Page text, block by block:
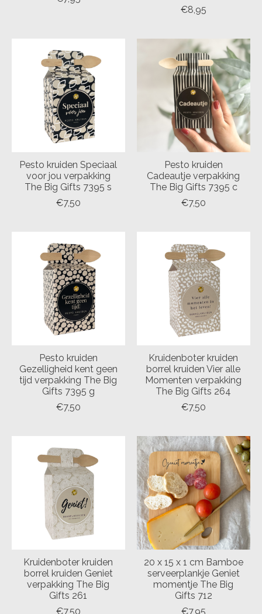
€8,95
Pesto kruiden Speciaal
voor jou verpakking
The Big Gifts 7395 s
€7,50
Pesto kruiden
Cadeautje verpakking
The Big Gifts 7395 c
€7,50
Pesto kruiden
Gezelligheid kent geen
tijd verpakking The Big
Gifts 7395 g
€7,50
Kruidenboter kruiden
borrel kruiden Vier alle
Momenten verpakking
The Big Gifts 264
€7,50
Kruidenboter kruiden
borrel kruiden Geniet
verpakking The Big
Gifts 261
€7,50
20 x 15 x 1 cm Bamboe
serveerplankje Geniet
momentje The Big
Gifts 712
€7,95